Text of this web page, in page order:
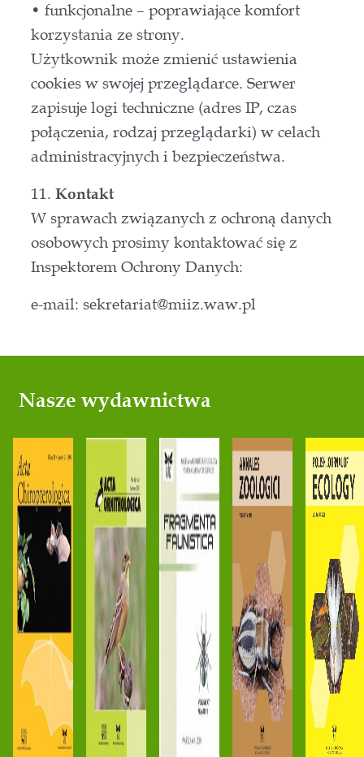
• funkcjonalne – poprawiające komfort
korzystania ze strony.
Użytkownik może zmienić ustawienia
cookies w swojej przeglądarce. Serwer
zapisuje logi techniczne (adres IP, czas
połączenia, rodzaj przeglądarki) w celach
administracyjnych i bezpieczeństwa.
11. Kontakt
W sprawach związanych z ochroną danych
osobowych prosimy kontaktować się z
Inspektorem Ochrony Danych:
e-mail: sekretariat@miiz.waw.pl
Nasze wydawnictwa